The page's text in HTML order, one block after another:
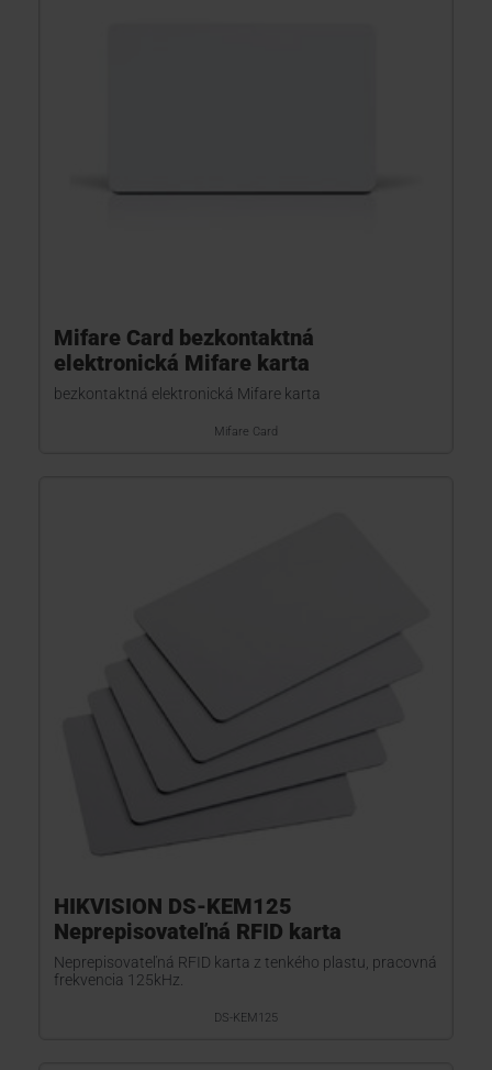
Mifare Card bezkontaktná
elektronická Mifare karta
bezkontaktná elektronická Mifare karta
Mifare Card
HIKVISION DS-KEM125
Neprepisovateľná RFID karta
Neprepisovateľná RFID karta z tenkého plastu, pracovná
frekvencia 125kHz.
DS-KEM125